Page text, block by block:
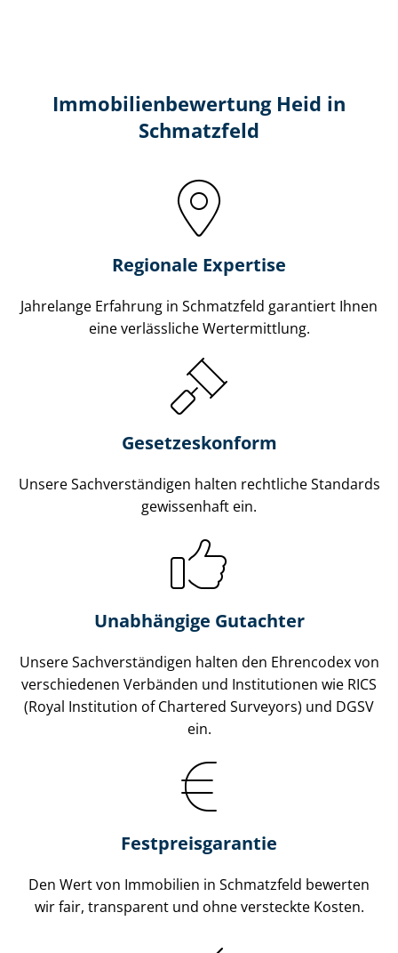
Immobilien­bewertung Heid in
Schmatzfeld
Regionale Expertise
Jahrelange Erfahrung in Schmatzfeld garantiert Ihnen
eine verlässliche Wertermittlung.
Gesetzes­konform
Unsere Sach­ver­stän­di­gen halten rechtliche Standards
gewissenhaft ein.
Unabhängige Gutachter
Unsere Sach­ver­stän­di­gen halten den Ehrencodex von
verschiedenen Verbänden und Institutionen wie RICS
(Royal Institution of Chartered Surveyors) und DGSV
ein.
Festpreis​garantie
Den Wert von Immobilien in Schmatzfeld bewerten
wir fair, transparent und ohne versteckte Kosten.